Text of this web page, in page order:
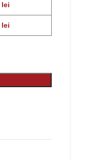
lei
lei